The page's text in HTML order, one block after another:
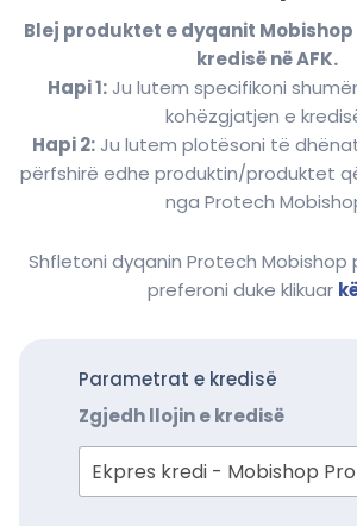
Blej produktet e dyqanit
kredisë në AFK.
Hapi 1:Ju lutem specifikoni
kohëzgjatjen e
Hapi 2:Ju lutem plotësoni të
përfshirë edhe produktin/produktet
nga Protech
Shfletoni dyqanin Protech
preferoni duke klikuar
Parametrat e kredisë
Zgjedh llojin e kredisë